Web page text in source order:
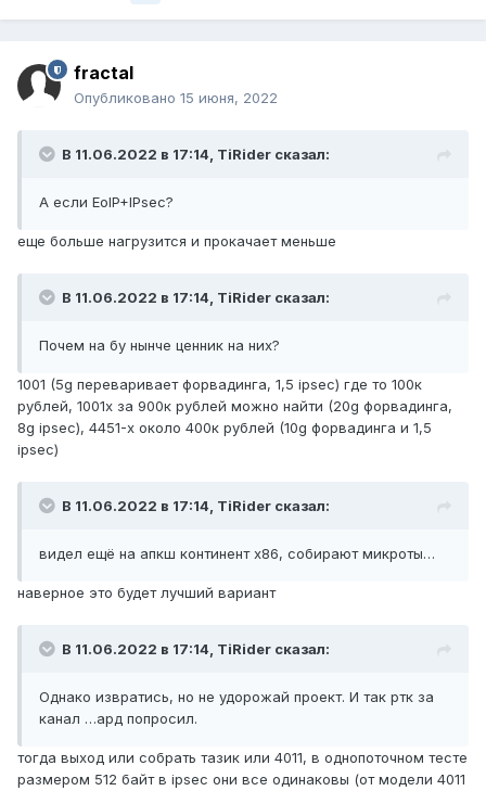
fractal
Опубликовано 15 июня, 2022
В 11.06.2022 в 17:14, TiRider сказал:
А если EoIP+IPsec?
еще больше нагрузится и прокачает меньше
В 11.06.2022 в 17:14, TiRider сказал:
Почем на бу нынче ценник на них?
1001 (5g переваривает форвадинга, 1,5 ipsec) где то 100к
рублей, 1001x за 900к рублей можно найти (20g форвадинга,
8g ipsec), 4451-x около 400к рублей (10g форвадинга и 1,5
ipsec)
В 11.06.2022 в 17:14, TiRider сказал:
видел ещё на апкш континент х86, собирают микроты…
наверное это будет лучший вариант
В 11.06.2022 в 17:14, TiRider сказал:
Однако извратись, но не удорожай проект. И так ртк за
канал …ард попросил.
тогда выход или собрать тазик или 4011, в однопоточном тесте
размером 512 байт в ipsec они все одинаковы (от модели 4011